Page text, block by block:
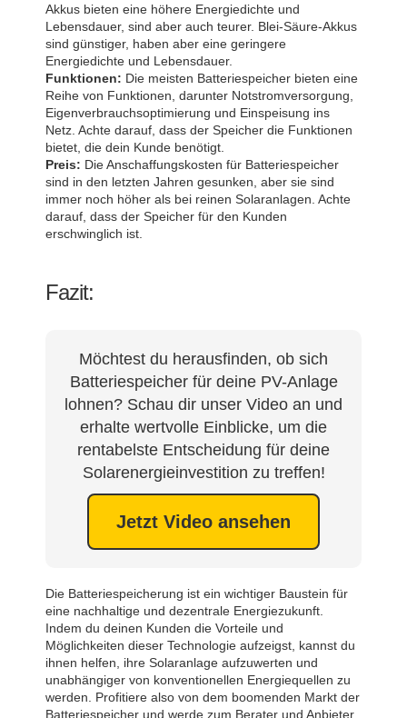
Akkus bieten eine höhere Energiedichte und
Lebensdauer, sind aber auch teurer. Blei-Säure-Akkus
sind günstiger, haben aber eine geringere
Energiedichte und Lebensdauer.
Funktionen: Die meisten Batteriespeicher bieten eine
Reihe von Funktionen, darunter Notstromversorgung,
Eigenverbrauchsoptimierung und Einspeisung ins
Netz. Achte darauf, dass der Speicher die Funktionen
bietet, die dein Kunde benötigt.
Preis: Die Anschaffungskosten für Batteriespeicher
sind in den letzten Jahren gesunken, aber sie sind
immer noch höher als bei reinen Solaranlagen. Achte
darauf, dass der Speicher für den Kunden
erschwinglich ist.
Fazit:
Möchtest du herausfinden, ob sich
Batteriespeicher für deine PV-Anlage
lohnen? Schau dir unser Video an und
erhalte wertvolle Einblicke, um die
rentabelste Entscheidung für deine
Solarenergieinvestition zu treffen!
Jetzt Video ansehen
Die Batteriespeicherung ist ein wichtiger Baustein für
eine nachhaltige und dezentrale Energiezukunft.
Indem du deinen Kunden die Vorteile und
Möglichkeiten dieser Technologie aufzeigst, kannst du
ihnen helfen, ihre Solaranlage aufzuwerten und
unabhängiger von konventionellen Energiequellen zu
werden. Profitiere also von dem boomenden Markt der
Batteriespeicher und werde zum Berater und Anbieter